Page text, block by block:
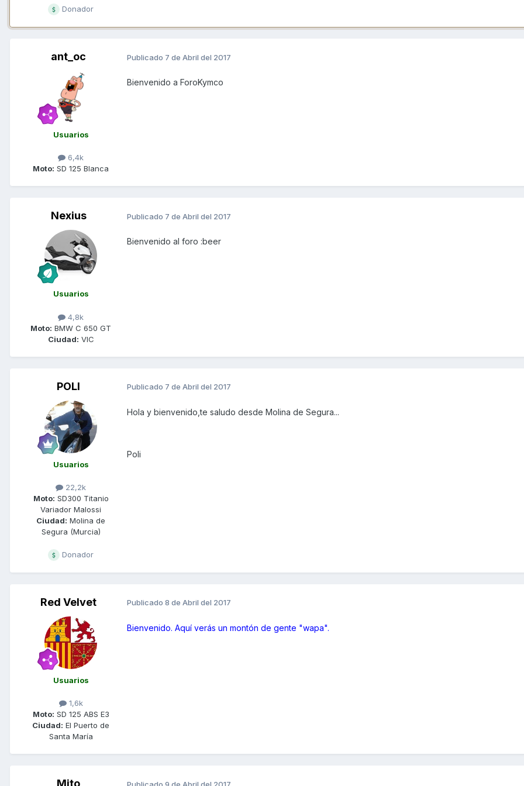
Donador
ant_oc
Usuarios
6,4k
Moto: SD 125 Blanca
Publicado 7 de Abril del 2017
Bienvenido a ForoKymco
Nexius
Usuarios
4,8k
Moto: BMW C 650 GT
Ciudad: VIC
Publicado 7 de Abril del 2017
Bienvenido al foro :beer
POLI
Usuarios
22,2k
Moto: SD300 Titanio
Variador Malossi
Ciudad: Molina de
Segura (Murcia)
Donador
Publicado 7 de Abril del 2017
Hola y bienvenido,te saludo desde Molina de Segura...
Poli
Red Velvet
Usuarios
1,6k
Moto: SD 125 ABS E3
Ciudad: El Puerto de
Santa María
Publicado 8 de Abril del 2017
Bienvenido. Aquí verás un montón de gente "wapa".
Mito Publicado 9 de Abril del 2017